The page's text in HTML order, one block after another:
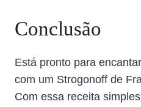
Conclusão
Está pronto para
com um Strogonoff de
Com essa receita